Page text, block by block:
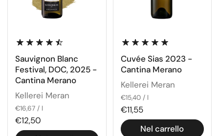
Sauvignon Blanc
Festival, DOC, 2025 -
Cantina Merano
Kellerei Meran
€16,67 / l
€12,50
Cuvée Sias 2023 -
Cantina Merano
Kellerei Meran
€15,40 / l
€11,55
Nel carrello